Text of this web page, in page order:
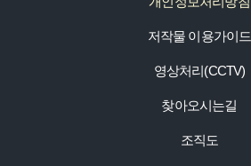
저작물 이용가이드
영상처리(CCTV)
찾아오시는길
조직도